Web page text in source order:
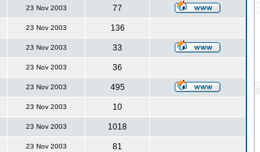
23 Nov 2003 77
23 Nov 2003 136
23 Nov 2003 33
23 Nov 2003 36
23 Nov 2003 495
23 Nov 2003 10
23 Nov 2003 1018
23 Nov 2003 81